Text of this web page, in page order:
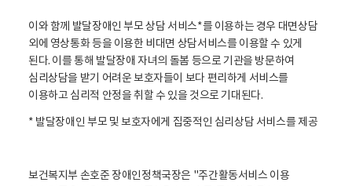
이와 함께 발달장애인 부모 상담 서비스*를 이용하는 경우 대면상담
외에 영상통화 등을 이용한 비대면 상담서비스를 이용할 수 있게
된다. 이를 통해 발달장애 자녀의 돌봄 등으로 기관을 방문하여
심리상담을 받기 어려운 보호자들이 보다 편리하게 서비스를
이용하고 심리적 안정을 취할 수 있을 것으로 기대된다.
* 발달장애인 부모 및 보호자에게 집중적인 심리상담 서비스를 제공
보건복지부 손호준 장애인정책국장은 "주간활동서비스 이용